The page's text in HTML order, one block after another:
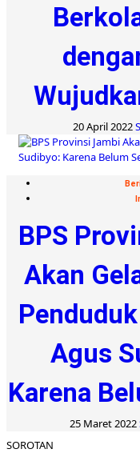
20 April 2022
BPS
Akan
Agus
Karena
25 Maret 2022
SOROTAN